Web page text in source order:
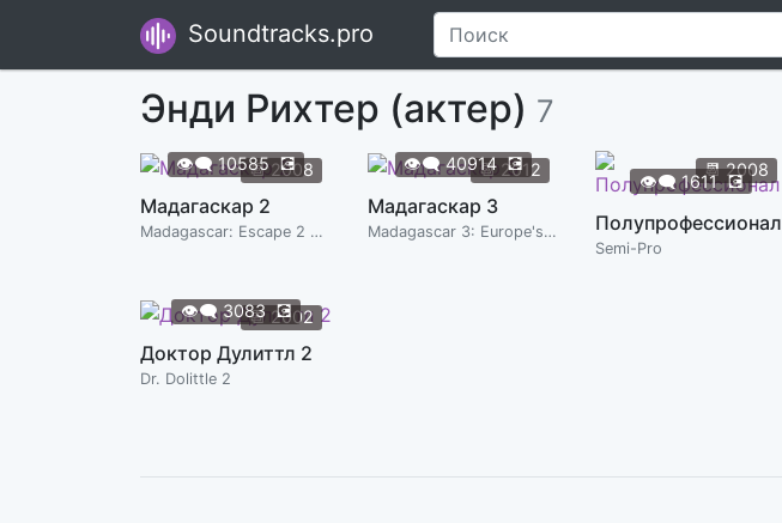
Soundtracks.pro
Энди Рихтер (актер) 7
📆2008
👁️‍🗨️10585 💽
Мадагаскар 2
Madagascar: Escape 2 Africa
📆2012
👁️‍🗨️40914 💽
Мадагаскар 3
Madagascar 3: Europe's Most Wanted
📆2008
👁️‍🗨️1611 💽
Полупрофессионал
Semi-Pro
📆 2002
👁️‍🗨️3083 💽
Доктор Дулиттл 2
Dr. Dolittle 2